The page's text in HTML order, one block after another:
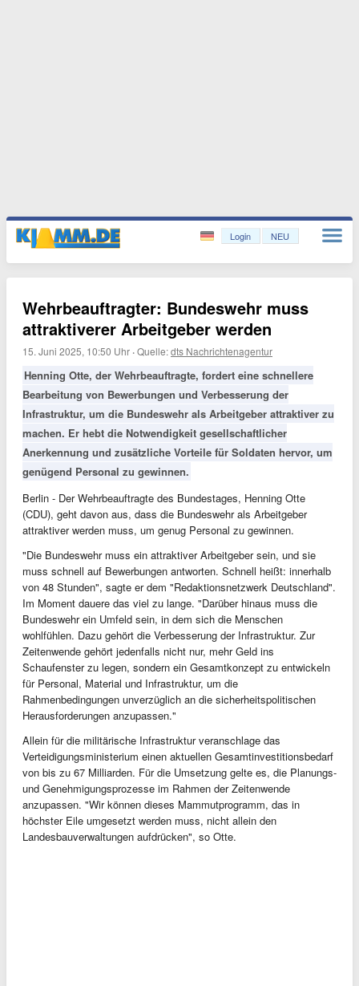
Login NEU
Wehrbeauftragter: Bundeswehr muss
attraktiverer Arbeitgeber werden
15. Juni 2025, 10:50 Uhr ·Quelle:dts Nachrichtenagentur
Henning Otte, der Wehrbeauftragte, fordert eine schnellere
Bearbeitung von Bewerbungen und Verbesserung der
Infrastruktur, um die Bundeswehr als Arbeitgeber attraktiver zu
machen. Er hebt die Notwendigkeit gesellschaftlicher
Anerkennung und zusätzliche Vorteile für Soldaten hervor, um
genügend Personal zu gewinnen.
Berlin - Der Wehrbeauftragte des Bundestages, Henning Otte
(CDU), geht davon aus, dass die Bundeswehr als Arbeitgeber
attraktiver werden muss, um genug Personal zu gewinnen.
"Die Bundeswehr muss ein attraktiver Arbeitgeber sein, und sie
muss schnell auf Bewerbungen antworten. Schnell heißt: innerhalb
von 48 Stunden", sagte er dem "Redaktionsnetzwerk Deutschland".
Im Moment dauere das viel zu lange. "Darüber hinaus muss die
Bundeswehr ein Umfeld sein, in dem sich die Menschen
wohlfühlen. Dazu gehört die Verbesserung der Infrastruktur. Zur
Zeitenwende gehört jedenfalls nicht nur, mehr Geld ins
Schaufenster zu legen, sondern ein Gesamtkonzept zu entwickeln
für Personal, Material und Infrastruktur, um die
Rahmenbedingungen unverzüglich an die sicherheitspolitischen
Herausforderungen anzupassen."
Allein für die militärische Infrastruktur veranschlage das
Verteidigungsministerium einen aktuellen Gesamtinvestitionsbedarf
von bis zu 67 Milliarden. Für die Umsetzung gelte es, die Planungs-
und Genehmigungsprozesse im Rahmen der Zeitenwende
anzupassen. "Wir können dieses Mammutprogramm, das in
höchster Eile umgesetzt werden muss, nicht allein den
Landesbauverwaltungen aufdrücken", so Otte.